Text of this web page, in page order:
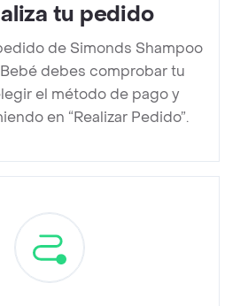
tu pedido
de Simonds Shampoo
debes comprobar tu
el método de pago y
en “Realizar Pedido”.